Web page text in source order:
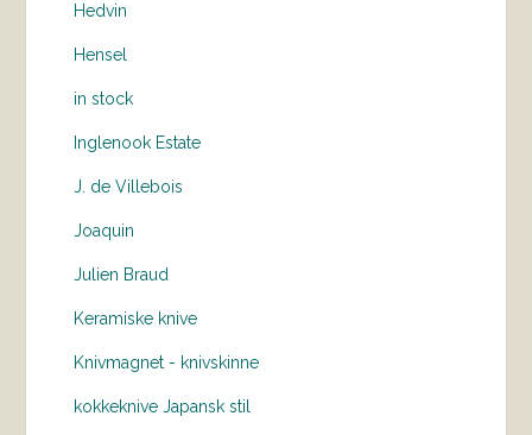
Hedvin
Hensel
in stock
Inglenook Estate
J. de Villebois
Joaquin
Julien Braud
Keramiske knive
Knivmagnet - knivskinne
kokkeknive Japansk stil